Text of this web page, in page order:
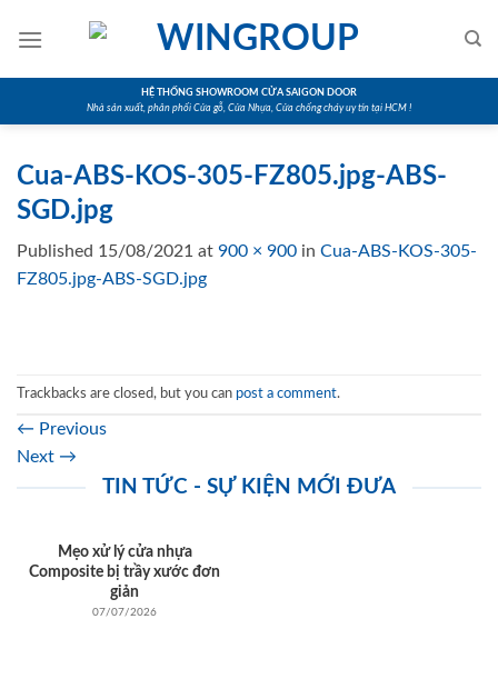
HỆ THỐNG SHOWROOM CỬA SAIGON DOOR
Nhà sản xuất, phân phối Cửa gỗ, Cửa Nhựa, Cửa chống cháy uy tín tại HCM !
Cua-ABS-KOS-305-FZ805.jpg-ABS-
SGD.jpg
Published 15/08/2021 at 900 × 900 in Cua-ABS-KOS-305-
FZ805.jpg-ABS-SGD.jpg
Trackbacks are closed, but you can post a comment.
← Previous
Next →
TIN TỨC - SỰ KIỆN MỚI ĐƯA
Mẹo xử lý cửa nhựa
Composite bị trầy xước đơn
giản
07/07/2026